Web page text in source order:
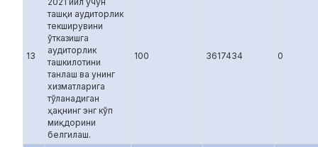
13
ташқи аудиторлик
текширувини
ўтказишга
аудиторлик
ташкилотини
танлаш ва унинг
хизматларига
тўланадиган
ҳақнинг энг кўп
миқдорини
белгилаш.
100 3617434 0